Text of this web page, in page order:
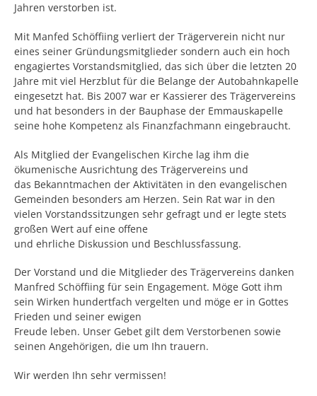
Jahren verstorben ist.
Mit Manfed Schöffiing verliert der Trägerverein nicht nur
eines seiner Gründungsmitglieder sondern auch ein hoch
engagiertes Vorstandsmitglied, das sich über die letzten 20
Jahre mit viel Herzblut für die Belange der Autobahnkapelle
eingesetzt hat. Bis 2007 war er Kassierer des Trägervereins
und hat besonders in der Bauphase der Emmauskapelle
seine hohe Kompetenz als Finanzfachmann eingebraucht.
Als Mitglied der Evangelischen Kirche lag ihm die
ökumenische Ausrichtung des Trägervereins und
das Bekanntmachen der Aktivitäten in den evangelischen
Gemeinden besonders am Herzen. Sein Rat war in den
vielen Vorstandssitzungen sehr gefragt und er legte stets
großen Wert auf eine offene
und ehrliche Diskussion und Beschlussfassung.
Der Vorstand und die Mitglieder des Trägervereins danken
Manfred Schöffiing für sein Engagement. Möge Gott ihm
sein Wirken hundertfach vergelten und möge er in Gottes
Frieden und seiner ewigen
Freude leben. Unser Gebet gilt dem Verstorbenen sowie
seinen Angehörigen, die um Ihn trauern.
Wir werden Ihn sehr vermissen!